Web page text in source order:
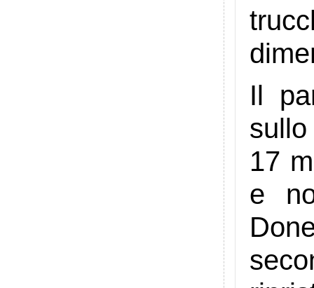
Il
17
e